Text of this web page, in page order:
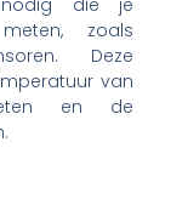
zoals
Deze
van
en de